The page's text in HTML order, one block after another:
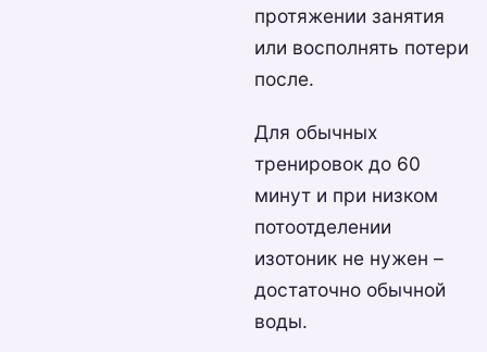
протяжении занятия
или восполнять потери
после.
Для обычных
тренировок до 60
минут и при низком
потоотделении
изотоник не нужен –
достаточно обычной
воды.